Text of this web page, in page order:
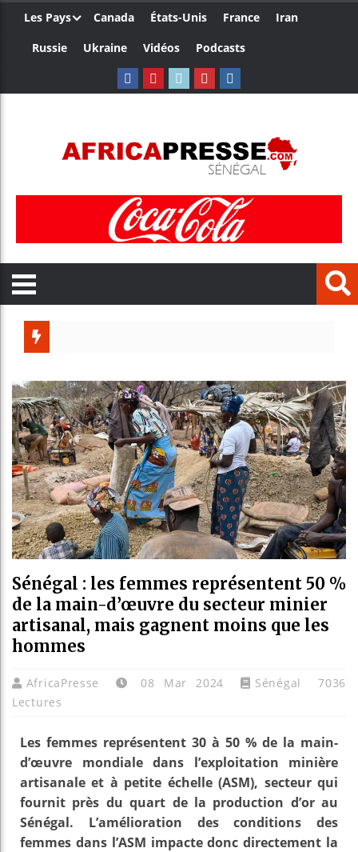
Les Pays Canada États-Unis France
Iran
Russie
Ukraine Vidéos Podcasts
Côte
Tunisie
Ceuta :
Sénégal : les femmes représentent 50 %
de la main-d’œuvre du secteur minier
artisanal, mais gagnent moins que les
hommes
AfricaPresse 08 Mar 2024 Sénégal
7036
Lectures
Les femmes représentent 30 à 50 % de la main-
d’œuvre mondiale dans l’exploitation minière
artisanale et à petite échelle (ASM), secteur qui
fournit près du quart de la production d’or au
Sénégal. L’amélioration des conditions des
femmes dans l’ASM impacte donc directement la